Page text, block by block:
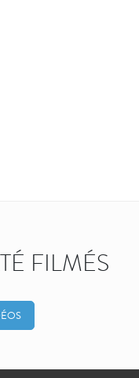
FILMÉS